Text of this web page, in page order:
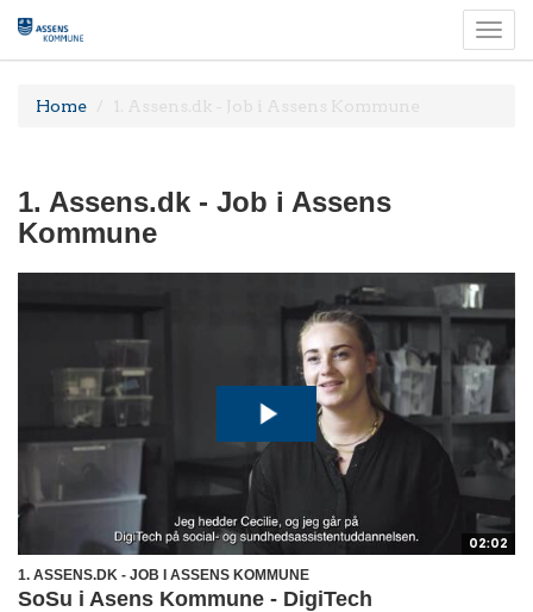
Home 1. Assens.dk - Job i Assens Kommune
1. Assens.dk - Job i Assens
Kommune
02:02
1. ASSENS.DK - JOB I ASSENS KOMMUNE
SoSu i Asens Kommune - DigiTech